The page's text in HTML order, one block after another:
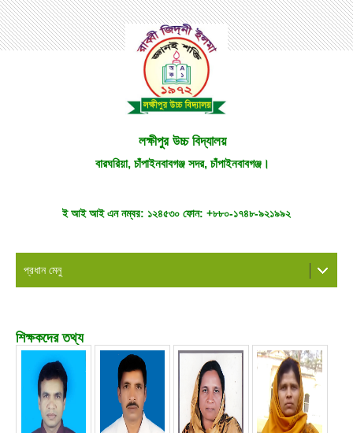
লক্ষীপুর উচ্চ বিদ্যালয়
বারঘরিয়া, চাঁপাইনবাবগঞ্জ সদর, চাঁপাইনবাবগঞ্জ।
ই আই আই এন নম্বর: ১২৪৫৩০ ফোন: +৮৮০-১৭৪৮-৯২১৯৯২
প্রধান মেনু
শিক্ষকদের তথ্য